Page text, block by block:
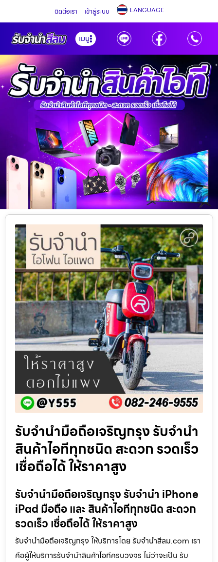
ติดต่อเรา เข้าสู่ระบบ LANGUAGE
เมนู
รับจำนำมือถือเจริญกรุง รับจำนำ
สินค้าไอทีทุกชนิด สะดวก รวดเร็ว
เชื่อถือได้ ให้ราคาสูง
รับจำนำมือถือเจริญกรุง รับจำนำ iPhone
iPad มือถือ และ สินค้าไอทีทุกชนิด สะดวก
รวดเร็ว เชื่อถือได้ ให้ราคาสูง
รับจำนำมือถือเจริญกรุง ให้บริการโดย รับจํานําสีลม.com เรา
คือผู้ให้บริการรับจำนำสินค้าไอทีครบวงจร ไม่ว่าจะเป็น รับ